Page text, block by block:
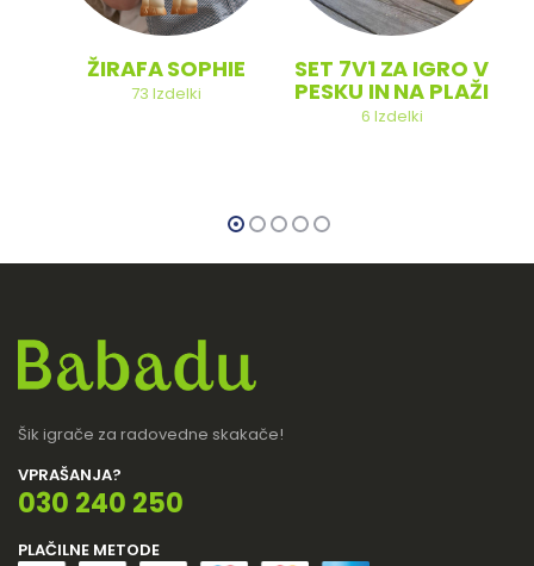
ŽIRAFA SOPHIE
73 Izdelki
SET 7V1 ZA IGRO V
PESKU IN NA PLAŽI
6 Izdelki
Šik igrače za radovedne skakače!
VPRAŠANJA?
030 240 250
PLAČILNE METODE